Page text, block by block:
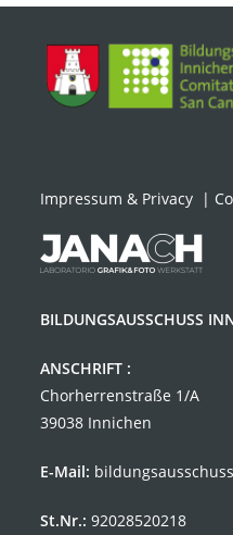
Impressum & Privacy |
BILDUNGSAUSSCHUSS
ANSCHRIFT :
Chorherrenstraße 1/A
39038 Innichen
E-Mail:
St.Nr.: 92028520218